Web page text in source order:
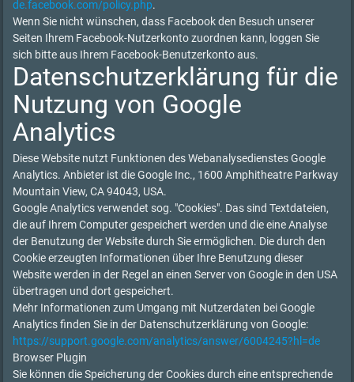
de.facebook.com/policy.php.
Wenn Sie nicht wünschen, dass Facebook den Besuch unserer
Seiten Ihrem Facebook-Nutzerkonto zuordnen kann, loggen Sie
sich bitte aus Ihrem Facebook-Benutzerkonto aus.
Datenschutzerklärung für die
Nutzung von Google
Analytics
Diese Website nutzt Funktionen des Webanalysedienstes Google
Analytics. Anbieter ist die Google Inc., 1600 Amphitheatre Parkway
Mountain View, CA 94043, USA.
Google Analytics verwendet sog. "Cookies". Das sind Textdateien,
die auf Ihrem Computer gespeichert werden und die eine Analyse
der Benutzung der Website durch Sie ermöglichen. Die durch den
Cookie erzeugten Informationen über Ihre Benutzung dieser
Website werden in der Regel an einen Server von Google in den USA
übertragen und dort gespeichert.
Mehr Informationen zum Umgang mit Nutzerdaten bei Google
Analytics finden Sie in der Datenschutzerklärung von Google:
https://support.google.com/analytics/answer/6004245?hl=de
Browser Plugin
Sie können die Speicherung der Cookies durch eine entsprechende